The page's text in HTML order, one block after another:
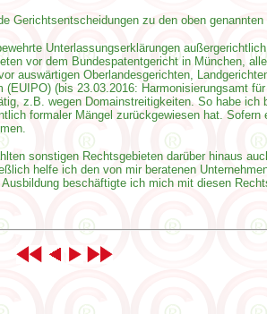
Gerichtsentscheidungen zu den oben genannten
Unterlassungserklärungen
vor dem Bundespatentgericht in München,
auswärtigen Oberlandesgerichten,
(bis 23.03.2016: Harmonisierungsamt
z.B. wegen Domainstreitigkeiten. So habe
formaler Mängel zurückgewiesen hat.
sonstigen Rechtsgebieten darüber hinaus
helfe ich den von mir beratenen
beschäftigte ich mich mit diesen